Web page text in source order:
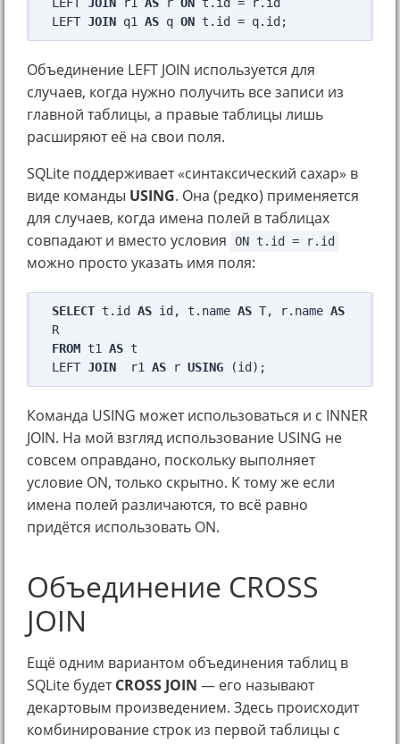
LEFT JOIN q1 AS q ON
Объединение LEFT JOIN используется для
случаев, когда нужно получить все записи из
главной таблицы, а правые таблицы лишь
расширяют её на свои поля.
SQLite поддерживает «синтаксический сахар» в
виде команды USING. Она (редко) применяется
для случаев, когда имена полей в таблицах
совпадают и вместо условия
ON t.id = r.id
можно просто указать имя поля:
SELECT t.id AS id, t.name AS T, r.name AS
FROM t1 AS t
LEFT JOIN
  r1
AS r USING
Команда USING может использоваться и с INNER
JOIN. На мой взгляд использование USING не
совсем оправдано, поскольку выполняет
условие ON, только скрытно. К тому же если
имена полей различаются, то всё равно
придётся использовать ON.
Объединение CROSS
JOIN
Ещё одним вариантом объединения таблиц в
SQLite будетCROSS JOIN — его называют
декартовым произведением. Здесь происходит
комбинирование строк из первой таблицы с